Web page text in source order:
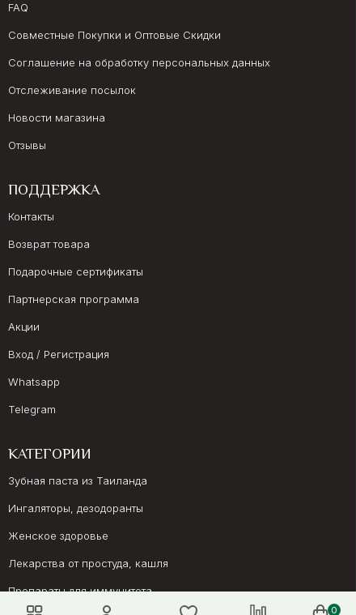
0
FAQ
Совместные Покупки и Оптовые Скидки
Соглашение на обработку персональных данных
Отслеживание посылок
Новости магазина
Отзывы
ПОДДЕРЖКА
Контакты
Возврат товара
Подарочные сертификаты
Партнерская программа
Акции
Вход / Регистрация
Whatsapp
Telegram
КАТЕГОРИИ
Зубная паста из Таиланда
Ингаляторы, дезодоранты
Женское здоровье
Лекарства от простуда, кашля
Препараты для иммунитета